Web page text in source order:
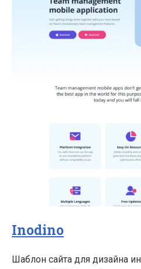
Inodino
Шаблон сайта для дизайна